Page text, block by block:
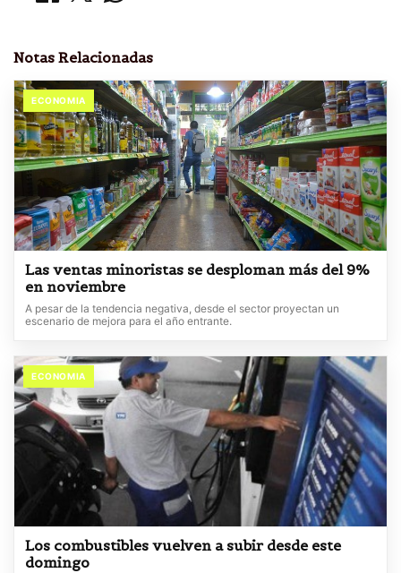
Notas Relacionadas
ECONOMIA
Las ventas minoristas se desploman más del 9%
en noviembre
A pesar de la tendencia negativa, desde el sector proyectan un
escenario de mejora para el año entrante.
ECONOMIA
Los combustibles vuelven a subir desde este
domingo